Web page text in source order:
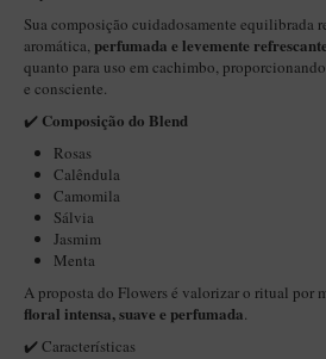
Itália Encerado
Maestro Nacional
Caboclo - 7 Voltas
Cachimbeco
Churchwarden
Fiore
Giovanni
Jateado
Sua composição cuidadosamente equilibrada
aromática, perfumada e levemente
quanto para uso em cachimbo,
e consciente.
✔️ Composição do Blend
Rosas
Calêndula
Camomila
Sálvia
Jasmim
Menta
A proposta do Flowers é valorizar o ritual por
floral intensa, suave e perfumada.
✔️ Características